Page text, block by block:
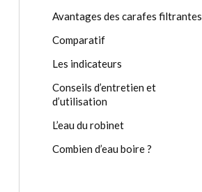
Avantages des carafes filtrantes
Comparatif
Les indicateurs
Conseils d’entretien et
d’utilisation
L’eau du robinet
Combien d’eau boire ?